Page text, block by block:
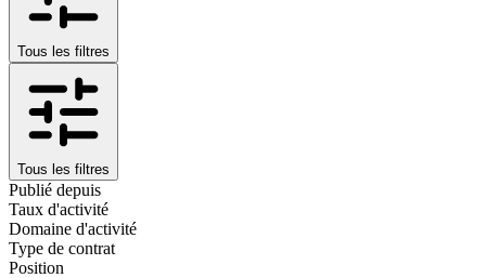
Tous les filtres
Tous les filtres
Publié depuis
Taux d'activité
Domaine d'activité
Type de contrat
Position